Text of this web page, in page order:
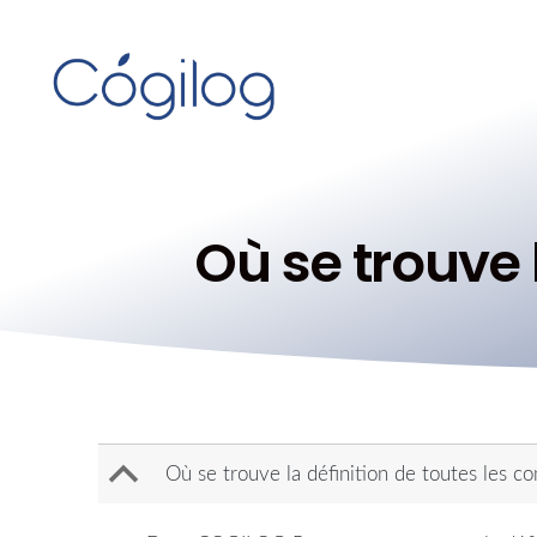
Où se
B Où se trouve la définition de toutes les